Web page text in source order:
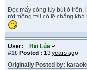
Đọc mấy dòng tùy bút ở trên,
rớt mồng tơi! có lẽ chẵng
User:
Hai Lúa
#18 Posted : 13 years ago
Originally Posted by: